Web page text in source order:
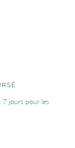
7 jours pour les